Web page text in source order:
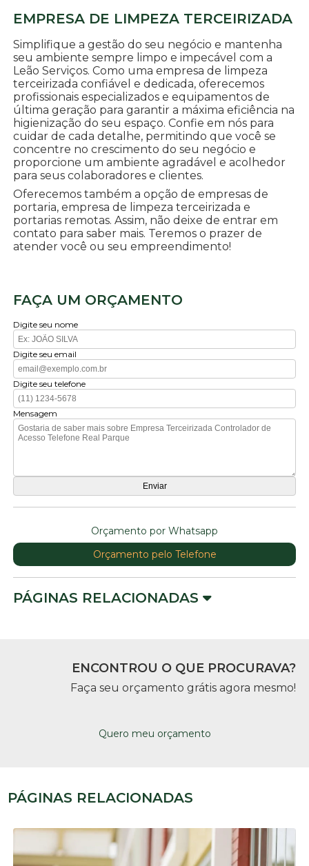
EMPRESA DE LIMPEZA TERCEIRIZADA
Simplifique a gestão do seu negócio e mantenha
seu ambiente sempre limpo e impecável com a
Leão Serviços. Como uma empresa de limpeza
terceirizada confiável e dedicada, oferecemos
profissionais especializados e equipamentos de
última geração para garantir a máxima eficiência na
higienização do seu espaço. Confie em nós para
cuidar de cada detalhe, permitindo que você se
concentre no crescimento do seu negócio e
proporcione um ambiente agradável e acolhedor
para seus colaboradores e clientes.
Oferecemos também a opção de empresas de
portaria, empresa de limpeza terceirizada e
portarias remotas. Assim, não deixe de entrar em
contato para saber mais. Teremos o prazer de
atender você ou seu empreendimento!
FAÇA UM ORÇAMENTO
Digite seu nome
Digite seu email
Digite seu telefone
Mensagem
Orçamento por Whatsapp
Orçamento pelo Telefone
PÁGINAS RELACIONADAS
ENCONTROU O QUE PROCURAVA?
Faça seu orçamento grátis agora mesmo!
Quero meu orçamento
PÁGINAS RELACIONADAS